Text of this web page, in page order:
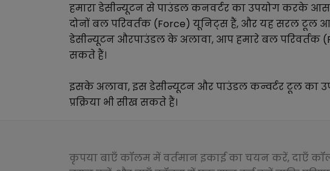
हमाराडेसीन्यूटनसेपाउंडलकनवर्टर का उपयोग करके
दोनोंबल परिवर्तक (Force) यूनिट्स हैं, और यह सरल टूल
डेसीन्यूटन औरपाउंडलके अलावा, आप हमारेबल परिवर्तक
सकते हैं।
इसके अलावा, इसडेसीन्यूटन औरपाउंडलकन्वर्टर टूल का
प्रक्रिया भी सीख सकते हैं।
कृपया बाएँ कॉलम में वर्तमान इकाई का चयन करें, दाएँ